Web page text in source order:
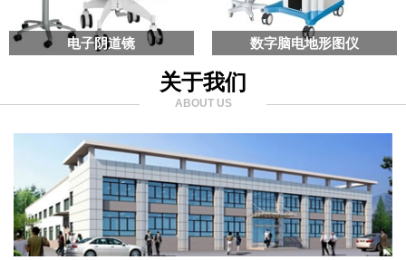
电子阴道镜 数字脑电地形图仪
关于我们
ABOUT US